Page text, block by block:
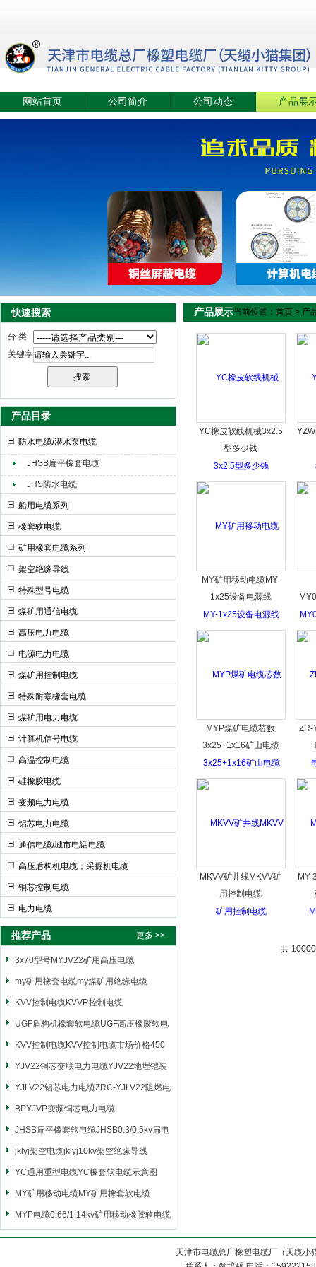
天津市电缆总厂橡塑电缆厂（天缆小猫集团）
网站首页 公司简介 公司动态 产品展
快速搜索
分 类
关键字
产品目录
防水电缆/潜水泵电缆
JHSB扁平橡套电缆
JHS防水电缆
船用电缆系列
橡套软电缆
矿用橡套电缆系列
架空绝缘导线
特殊型号电缆
煤矿用通信电缆
高压电力电缆
电源电力电缆
煤矿用控制电缆
特殊耐寒橡套电缆
煤矿用电力电缆
计算机信号电缆
高温控制电缆
硅橡胶电缆
变频电力电缆
铝芯电力电缆
通信电缆/城市电话电缆
高压盾构机电缆；采掘机电缆
铜芯控制电缆
电力电缆
推荐产品 更多 >>
3x70型号MYJV22矿用高压电缆
my矿用橡套电缆my煤矿用绝缘电缆
KVV控制电缆KVVR控制电缆
UGF盾构机橡套软电缆UGF高压橡胶软电
缆
KVV控制电缆KVV控制电缆市场价格450
YJV22铜芯交联电力电缆YJV22地埋铠装
电源电缆
YJLV22铝芯电力电缆ZRC-YJLV22阻燃电
力电缆
BPYJVP变频铜芯电力电缆
JHSB扁平橡套软电缆JHSB0.3/0.5kv扁电
缆
jklyj架空电缆jklyj10kv架空绝缘导线
YC通用重型电缆YC橡套软电缆示意图
MY矿用移动电缆MY矿用橡套软电缆
MYP电缆0.66/1.14kv矿用移动橡胶软电缆
产品展示当前位置： 首页 > 产
YC橡皮软线机械3x2.5
型多少钱
MY矿用移动电缆MY-
1x25设备电源线
MYP煤矿电缆芯数
3x25+1x16矿山电缆
ZR-
MKVV矿井线MKVV矿
用控制电缆
共
天津市电缆总厂橡塑电缆厂（天缆